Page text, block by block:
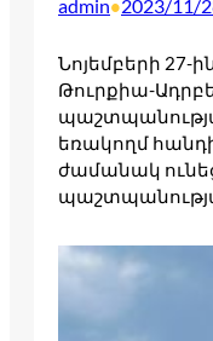
admin•2023/11/
Նոյեմբերի 27-
Թուրքիա-
եռակողմ
ժամանակ